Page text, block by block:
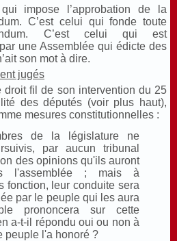
impose l’approbation de la
C’est celui qui fonde toute
C’est celui qui est
une Assemblée qui édicte des
son mot à dire.
jugés
droit fil de son intervention du 25
des députés (voir plus haut),
mesures constitutionnelles :
de la législature ne
par aucun tribunal
des opinions qu'ils auront
l'assemblée ; mais à
fonction, leur conduite sera
par le peuple qui les aura
prononcera sur cette
a-t-il répondu oui ou non à
peuple l'a honoré ?